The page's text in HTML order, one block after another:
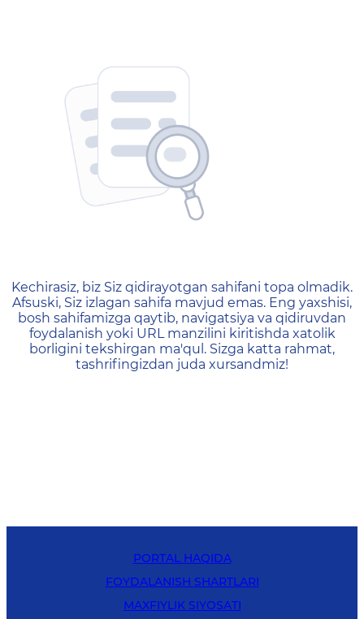
404 — Страница не
Kechirasiz, biz Siz qidirayotgan sahifani topa olmadik.
Afsuski, Siz izlagan sahifa mavjud emas. Eng yaxshisi,
bosh sahifamizga qaytib, navigatsiya va qidiruvdan
foydalanish yoki URL manzilini kiritishda xatolik
borligini tekshirgan ma'qul. Sizga katta rahmat,
tashrifingizdan juda xursandmiz!
PORTAL HAQIDA
FOYDALANISH SHARTLARI
MAXFIYLIK SIYOSATI